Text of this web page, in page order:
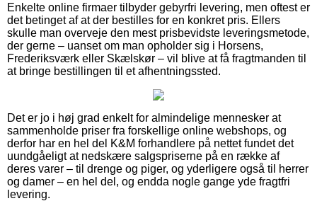
Enkelte online firmaer tilbyder gebyrfri levering, men oftest er
det betinget af at der bestilles for en konkret pris. Ellers
skulle man overveje den mest prisbevidste leveringsmetode,
der gerne – uanset om man opholder sig i Horsens,
Frederiksværk eller Skælskør – vil blive at få fragtmanden til
at bringe bestillingen til et afhentningssted.
Det er jo i høj grad enkelt for almindelige mennesker at
sammenholde priser fra forskellige online webshops, og
derfor har en hel del K&M forhandlere på nettet fundet det
uundgåeligt at nedskære salgspriserne på en række af
deres varer – til drenge og piger, og yderligere også til herrer
og damer – en hel del, og endda nogle gange yde fragtfri
levering.